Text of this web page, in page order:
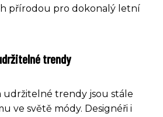
přírodou pro dokonalý letní
trendy
udržitelné trendy jsou stále
ve světě módy. Designéři i